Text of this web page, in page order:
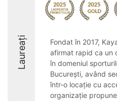
Laureați
Fondat în 2017,
afirmat rapid ca un
în domeniul
București, având
într-o locație cu
organizație